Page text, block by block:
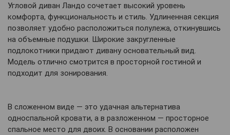
Угловой диван Ландо сочетает высокий уровень
комфорта, функциональность и стиль. Удлиненная секция
позволяет удобно расположиться полулежа, откинувшись
на объемные подушки. Широкие закругленные
подлокотники придают дивану основательный вид.
Модель отлично смотрится в просторной гостиной и
подходит для зонирования.
В сложенном виде — это удачная альтернатива
односпальной кровати, а в разложенном — просторное
спальное место для двоих. В основании расположен